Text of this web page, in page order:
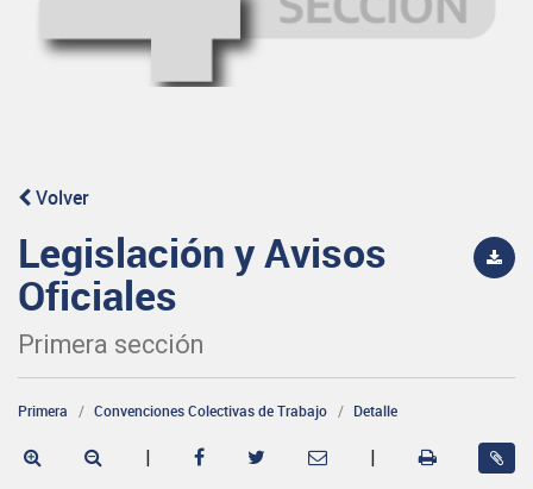
Volver
Legislación y Avisos
Oficiales
Primera sección
Primera Convenciones Colectivas de Trabajo Detalle
| |